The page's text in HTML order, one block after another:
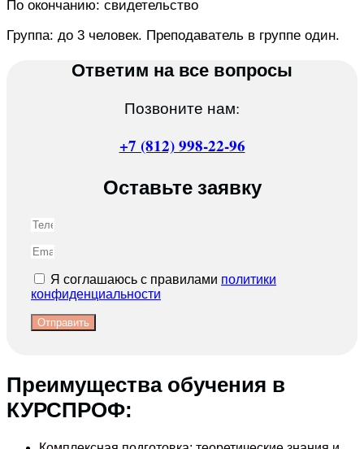
По окончанию: свидетельство
Группа: до 3 человек. Преподаватель в группе один.
Ответим на все вопросы
Позвоните нам:
+7 (812) 998-22-96
Оставьте заявку
Я соглашаюсь с правилами политики
конфиденциальности
Отправить
Преимущества обучения в
КУРСПРОФ: